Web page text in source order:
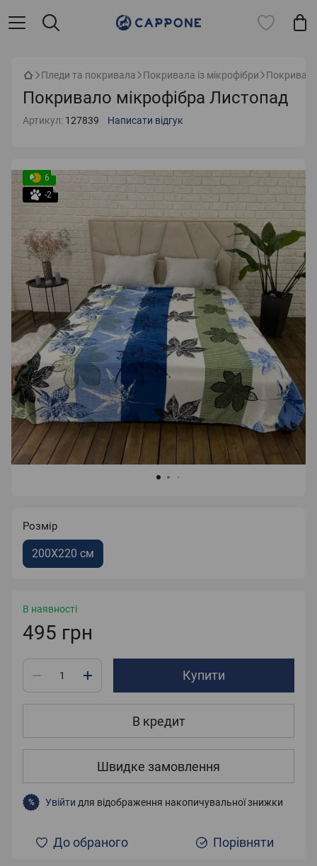
Пледи та покривала Покривала із мікрофібри
Покривало мікрофібра Листопад
Артикул: 127839 Написати відгук
6
-2
Розмір
200X220 см
В наявності
495 грн
Купити
В кредит
Швидке замовлення
% Увійти для відображення накопичувальної знижки
До обраного Порівняти